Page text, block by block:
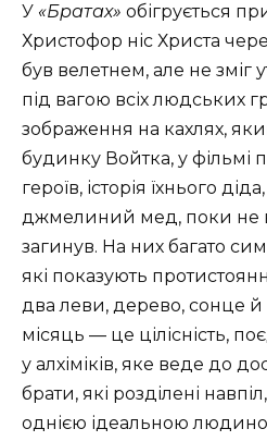
У «Братах» обігрується
Христофор ніс Христа
був велетнем, але не зміг
під вагою всіх людських
зображення на кахлях,
будинку Войтка, у фільмі
героїв, історія їхнього
джмелиний мед, поки не
загинув. На них багато
які показують
два леви, дерево, сонце й
місяць — це цілісність,
у алхіміків, яке веде до
брати, які розділені
однією ідеальною